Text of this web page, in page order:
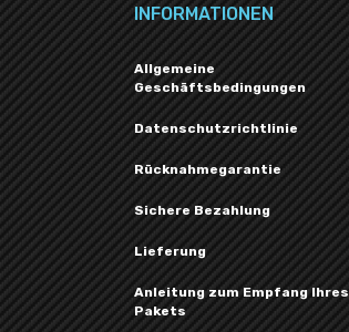
INFORMATIONEN
Allgemeine
Geschäftsbedingungen
Datenschutzrichtlinie
Rücknahmegarantie
Sichere Bezahlung
Lieferung
Anleitung zum Empfang Ihres
Pakets